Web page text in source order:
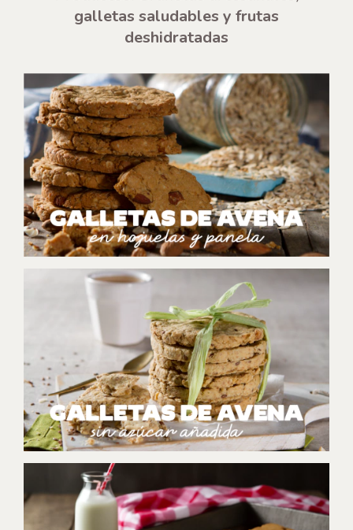
galletas saludables y frutas
deshidratadas